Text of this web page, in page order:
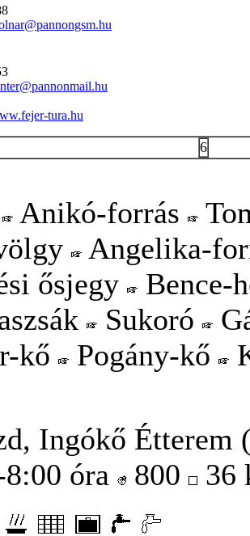
tura.hu
6
Anikó-forrás
Angelika-
ősjegy
Bence-
Sukoró
kő
Pogány-kő
Ingókő Étterem
óra
800 36